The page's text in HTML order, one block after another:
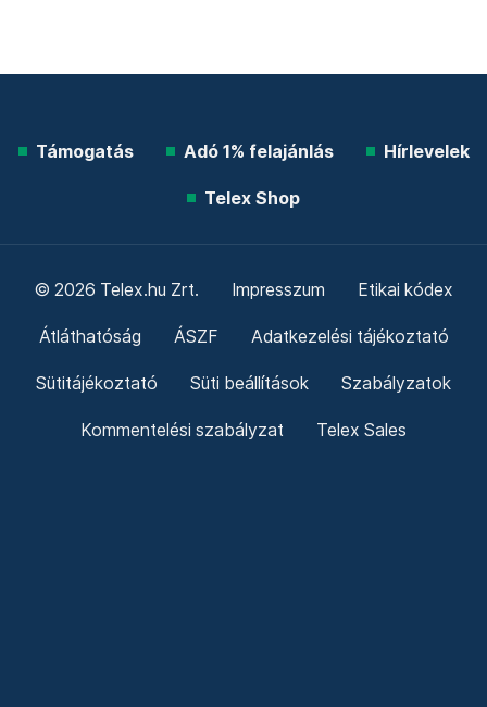
Támogatás Adó 1% felajánlás Hírlevelek
Telex Shop
© 2026 Telex.hu Zrt. Impresszum Etikai kódex
Átláthatóság ÁSZF Adatkezelési tájékoztató
Sütitájékoztató Süti beállítások Szabályzatok
Kommentelési szabályzat Telex Sales